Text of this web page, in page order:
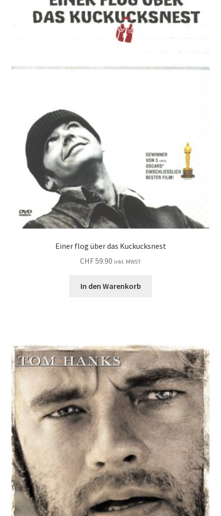
Einer flog über das Kuckucksnest
CHF59.90 inkl. MWST
In den Warenkorb